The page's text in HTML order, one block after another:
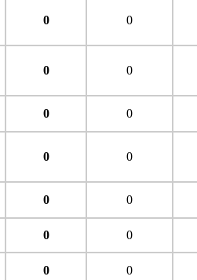
0 0
0 0
0 0
0 0
0 0
0 0
0 0